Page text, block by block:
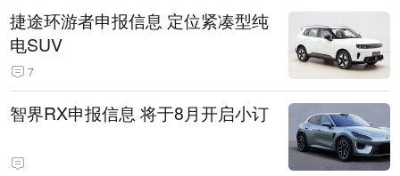
捷途环游者申报信息 定位紧凑型纯
电SUV
7
智界RX申报信息 将于8月开启小订